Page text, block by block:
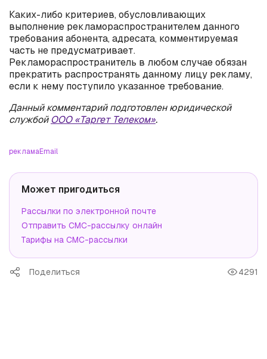
Каких-либо критериев, обусловливающих
выполнение рекламораспространителем данного
требования абонента, адресата, комментируемая
часть не предусматривает.
Рекламораспространитель в любом случае обязан
прекратить распространять данному лицу рекламу,
если к нему поступило указанное требование.
Данный комментарий подготовлен юридической
службойООО «Таргет Телеком».
рекламаEmail
Может пригодиться
Рассылки по электронной почте
Отправить СМС-рассылку онлайн
Тарифы на СМС-рассылки
Поделиться 4291